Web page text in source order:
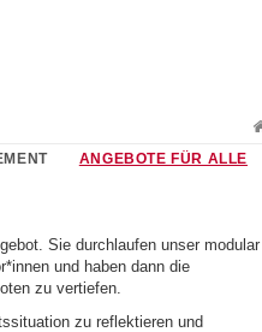
ANGEBOTE FÜR ALLE
Sie durchlaufen unser modular
und haben dann die
zu vertiefen.
zu reflektieren und